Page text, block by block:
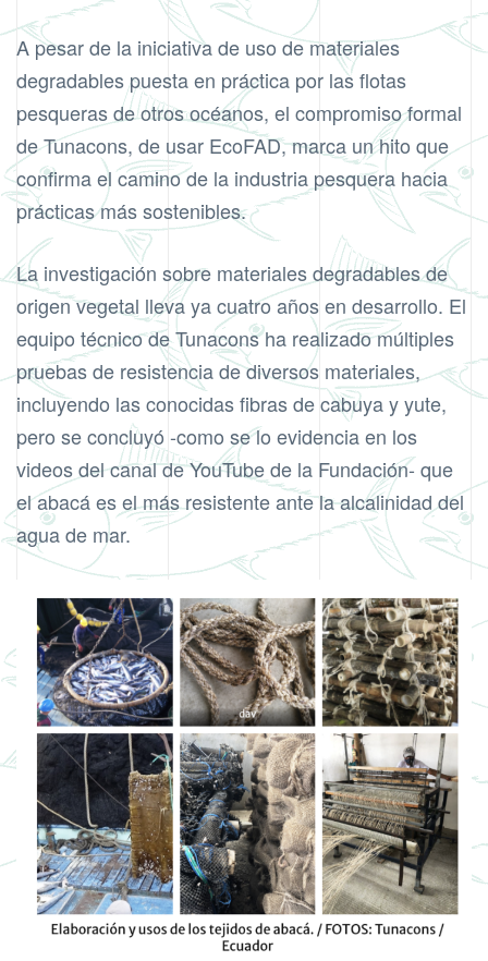
A pesar de la iniciativa de uso de materiales
degradables puesta en práctica por las flotas
pesqueras de otros océanos, el compromiso formal
de Tunacons, de usar EcoFAD, marca un hito que
confirma el camino de la industria pesquera hacia
prácticas más sostenibles.
La investigación sobre materiales degradables de
origen vegetal lleva ya cuatro años en desarrollo. El
equipo técnico de Tunacons ha realizado múltiples
pruebas de resistencia de diversos materiales,
incluyendo las conocidas fibras de cabuya y yute,
pero se concluyó -como se lo evidencia en los
videos delcanal de YouTubede la Fundación- que
el abacá es el más resistente ante la alcalinidad del
agua de mar.